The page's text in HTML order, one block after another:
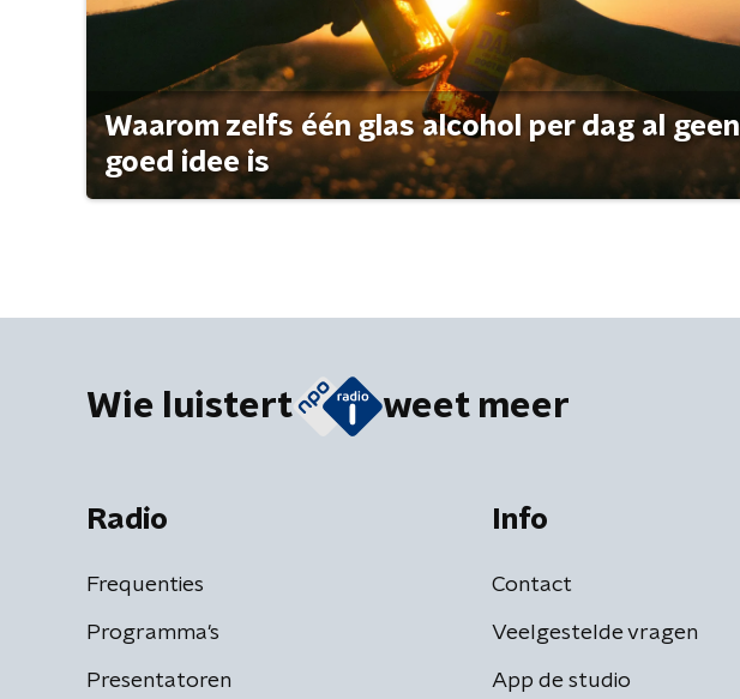
Waarom zelfs één glas alcohol per dag al geen
goed idee is
Wie luistert weet meer
Radio
Frequenties
Programma's
Presentatoren
Info
Contact
Veelgestelde vragen
App de studio